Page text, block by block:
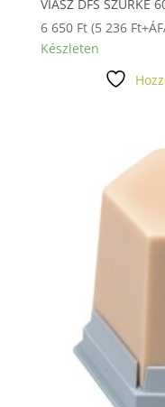
VIASZ DFS SZÜRKE
6 650 Ft (5 236 Ft
Készleten